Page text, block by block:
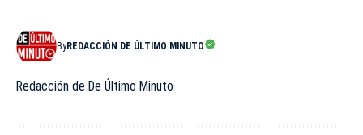
ByREDACCIÓN DE ÚLTIMO MINUTO
Redacción de De Último Minuto